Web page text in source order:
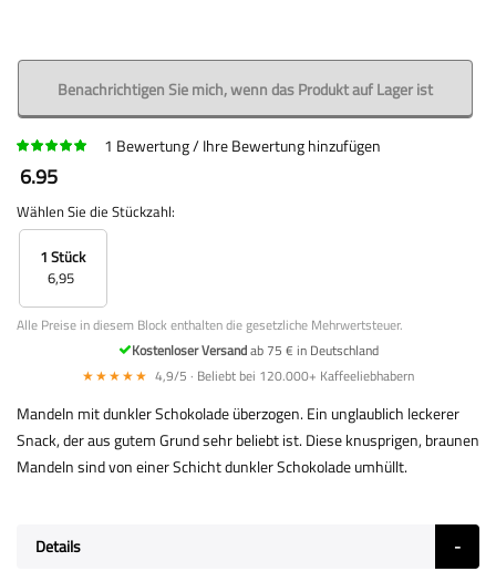
Benachrichtigen Sie mich, wenn das Produkt auf Lager ist
1 Bewertung Ihre Bewertung hinzufügen
6.95
Wählen Sie die Stückzahl:
1 Stück
6,95
Alle Preise in diesem Block enthalten die gesetzliche Mehrwertsteuer.
Kostenloser Versandab 75 € in Deutschland
★★★★★ 4,9/5 · Beliebt bei 120.000+ Kaffeeliebhabern
Mandeln mit dunkler Schokolade überzogen. Ein unglaublich leckerer
Snack, der aus gutem Grund sehr beliebt ist. Diese knusprigen, braunen
Mandeln sind von einer Schicht dunkler Schokolade umhüllt.
Details